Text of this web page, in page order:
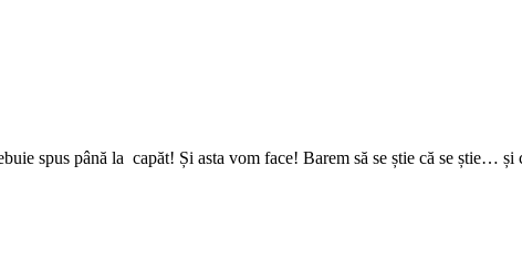
spus până la capăt! Și asta vom face! Barem să se știe că se știe… și